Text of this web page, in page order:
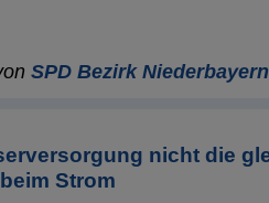
SPD Bezirk Niederbayern
nicht die
Strom